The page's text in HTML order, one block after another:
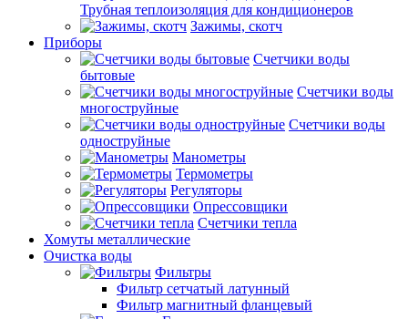
Трубная теплоизоляция для кондиционеров
Зажимы, скотч
Приборы
Счетчики воды
бытовые
Счетчики воды
многоструйные
Счетчики воды
одноструйные
Манометры
Термометры
Регуляторы
Опрессовщики
Счетчики тепла
Хомуты металлические
Очистка воды
Фильтры
Фильтр сетчатый латунный
Фильтр магнитный фланцевый